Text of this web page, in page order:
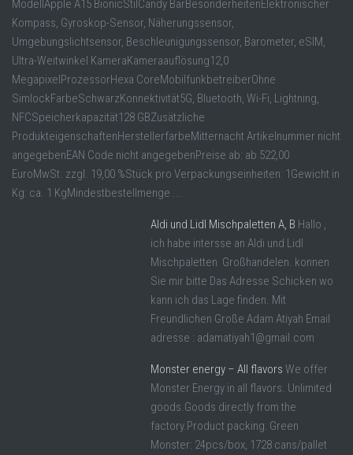
ModellApple A15 BionicStilCandy BarBesonderheitenElektronischer
Kompass, Gyroskop-Sensor, Näherungssensor,
Umgebungslichtsensor, Beschleunigungssensor, Barometer, eSIM,
Ultra-Weitwinkel KameraKameraauflösung12,0
MegapixelProzessorHexa CoreMobilfunkbetreiberOhne
SimlockFarbeSchwarzKonnektivität5G, Bluetooth, Wi-Fi, Lightning,
NFCSpeicherkapazität128 GBZusätzliche
ProdukteigenschaftenHerstellerfarbeMitternacht Artikelnummer nicht
angegebenEAN Code nicht angegebenPreise ab: ab 522,00
EuroMwSt. zzgl. 19,00 %Stück pro Verpackungseinheiten: 1Gewicht in
Kg: ca. 1 KgMindestbestellmenge ...
Aldi und Lidl Mischpaletten A, B Hallo ,
ich habe intersse an Aldi und Lidl
Mischpaletten Großhandelen. konnen
Sie mir bitte Das Adresse Schicken wo
kann ich das Lage finden. Mit
Freundlichen Große Adam Atiyah Email
adresse : adamatiyah1@gmail.com
Monster energy – All flavors We offer
Monster Energy in all flavors. Unlimited
goods.Goods directly from the
factory.Product packing: Green
Monster: 24pcs/box, 1728 cans/pallet